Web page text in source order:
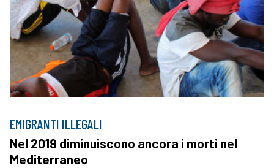
EMIGRANTI ILLEGALI
Nel 2019 diminuiscono ancora i morti nel
Mediterraneo